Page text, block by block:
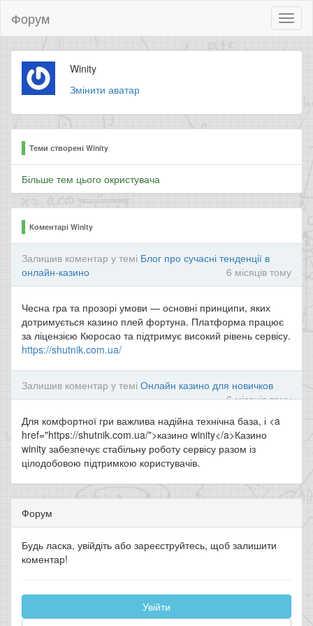
Форум
Winity
Змінити аватар
Теми створені Winity
Більше тем цього окристувача
Коментарі Winity
Залишив коментар у темі Блог про сучасні тенденції в
онлайн-казино
6 місяців тому
Чесна гра та прозорі умови — основні принципи, яких
дотримується казино плей фортуна. Платформа працює
за ліцензією Кюросао та підтримує високий рівень сервісу.
https://shutnik.com.ua/
Залишив коментар у темі Онлайн казино для новичков
6 місяців тому
Для комфортної гри важлива надійна технічна база, і <a
href="https://shutnik.com.ua/">казино winity</a>Казино
winity забезпечує стабільну роботу сервісу разом із
цілодобовою підтримкою користувачів.
Форум
Будь ласка, увійдіть або зареєструйтесь, щоб залишити
коментар!
Увійти